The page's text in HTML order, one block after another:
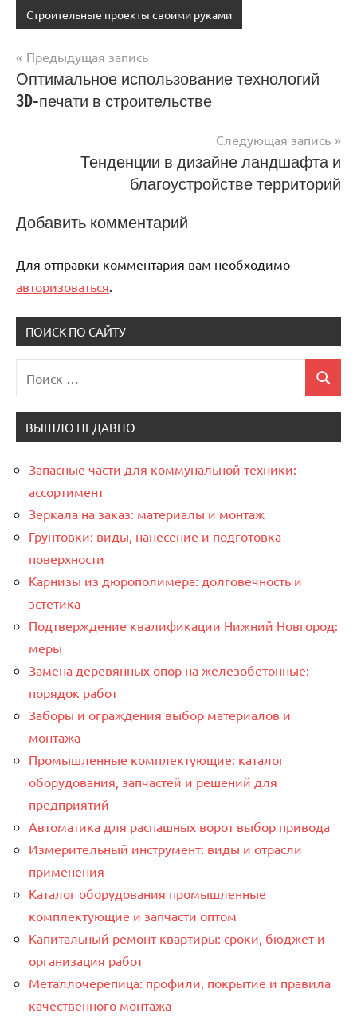
Строительные проекты своими руками
Навигация
по
Предыдущая запись
Оптимальное использование технологий
3D-печати в строительстве
Следующая запись
Тенденции в дизайне ландшафта и
благоустройстве территорий
Добавить комментарий
Для отправки комментария вам необходимо
авторизоваться.
ПОИСК ПО САЙТУ
для:
Поиск
ВЫШЛО НЕДАВНО
Запасные части для коммунальной техники:
ассортимент
Зеркала на заказ: материалы и монтаж
Грунтовки: виды, нанесение и подготовка
поверхности
Карнизы из дюрополимера: долговечность и
эстетика
Подтверждение квалификации Нижний Новгород:
меры
Замена деревянных опор на железобетонные:
порядок работ
Заборы и ограждения выбор материалов и
монтажа
Промышленные комплектующие: каталог
оборудования, запчастей и решений для
предприятий
Автоматика для распашных ворот выбор привода
Измерительный инструмент: виды и отрасли
применения
Каталог оборудования промышленные
комплектующие и запчасти оптом
Капитальный ремонт квартиры: сроки, бюджет и
организация работ
Металлочерепица: профили, покрытие и правила
качественного монтажа